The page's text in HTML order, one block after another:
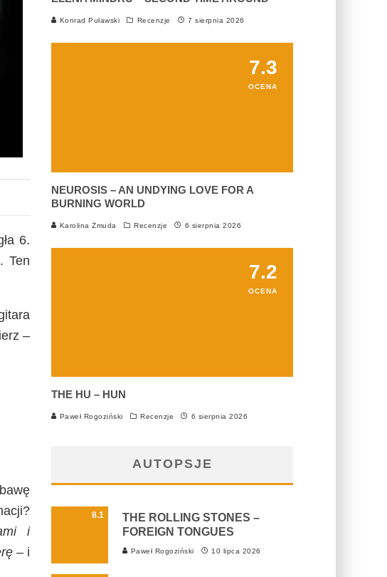
6.
Ten
–
i
– i
Konrad Puławski Recenzje 7 sierpnia 2026
7.3
OCENA
NEUROSIS – AN UNDYING LOVE FOR A
BURNING WORLD
Karolina Żmuda Recenzje 6 sierpnia 2026
7.2
OCENA
THE HU – HUN
Paweł Rogoziński Recenzje 6 sierpnia 2026
AUTOPSJE
8.1
THE ROLLING STONES –
FOREIGN TONGUES
Paweł Rogoziński 10 lipca 2026